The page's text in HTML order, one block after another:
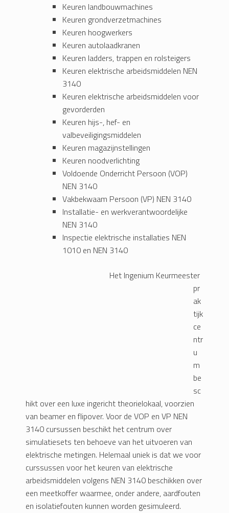
Keuren landbouwmachines
Keuren grondverzetmachines
Keuren hoogwerkers
Keuren autolaadkranen
Keuren ladders, trappen en rolsteigers
Keuren elektrische arbeidsmiddelen NEN
3140
Keuren elektrische arbeidsmiddelen voor
gevorderden
Keuren hijs-, hef- en
valbeveiligingsmiddelen
Keuren magazijnstellingen
Keuren noodverlichting
Voldoende Onderricht Persoon (VOP)
NEN 3140
Vakbekwaam Persoon (VP) NEN 3140
Installatie- en werkverantwoordelijke
NEN 3140
Inspectie elektrische installaties NEN
1010 en NEN 3140
Het Ingenium Keurmeester
pr
ak
tijk
ce
ntr
u
m
be
sc
hikt over een luxe ingericht theorielokaal, voorzien
van beamer en flipover. Voor de VOP en VP NEN
3140 cursussen beschikt het centrum over
simulatiesets ten behoeve van het uitvoeren van
elektrische metingen. Helemaal uniek is dat we voor
curssussen voor het keuren van elektrische
arbeidsmiddelen volgens NEN 3140 beschikken over
een meetkoffer waarmee, onder andere, aardfouten
en isolatiefouten kunnen worden gesimuleerd.